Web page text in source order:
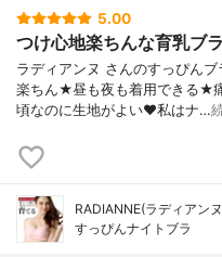
5.00
つけ心地楽ちんな育乳ブラ
ラディアンヌ さんのすっぴん
楽ちん★昼も夜も着用できる★
頃なのに生地がよい❤️私はナ…
RADIANNE(ラディアン
すっぴんナイトブラ